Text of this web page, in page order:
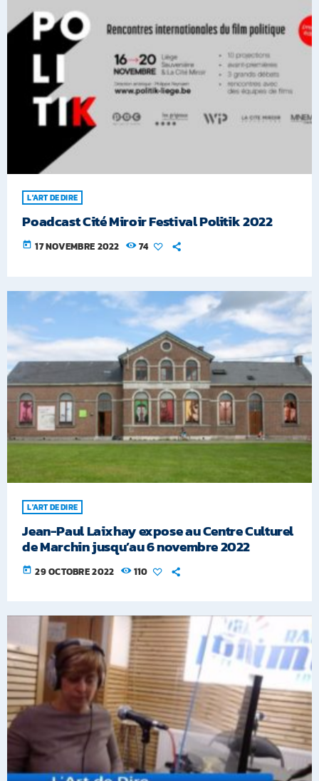
L'ART DE DIRE
Poadcast Cité Miroir Festival Politik 2022
today 17 NOVEMBRE 2022 74
L'ART DE DIRE
Jean-Paul Laixhay expose au Centre Culturel
de Marchin jusqu’au 6 novembre 2022
today 29 OCTOBRE 2022 110